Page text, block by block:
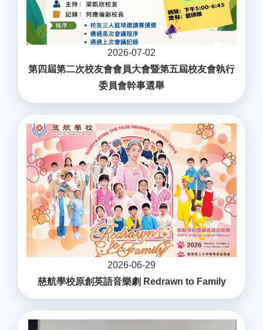
2026-07-02
第四屆第二次校友會會員大會暨第五屆校友會執行
委員會幹事選舉
2026-06-29
慈航學校原創英語音樂劇 Redrawn to Family